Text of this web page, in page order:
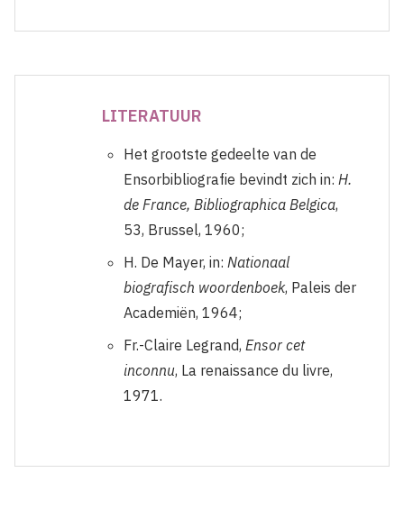
LITERATUUR
Het grootste gedeelte van de
Ensorbibliografie bevindt zich in: H.
de France, Bibliographica Belgica,
53, Brussel, 1960;
H. De Mayer, in: Nationaal
biografisch woordenboek, Paleis der
Academiën, 1964;
Fr.-Claire Legrand, Ensor cet
inconnu, La renaissance du livre,
1971.